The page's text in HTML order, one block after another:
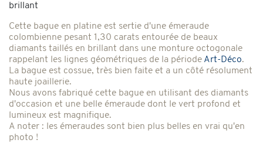
brillant
Cette bague en platine est sertie d'une émeraude
colombienne pesant 1,30 carats entourée de beaux
diamants taillés en brillant dans une monture octogonale
rappelant les lignes géométriques de la période Art-Déco.
La bague est cossue, très bien faite et a un côté résolument
haute joaillerie.
Nous avons fabriqué cette bague en utilisant des diamants
d'occasion et une belle émeraude dont le vert profond et
lumineux est magnifique.
A noter : les émeraudes sont bien plus belles en vrai qu'en
photo !